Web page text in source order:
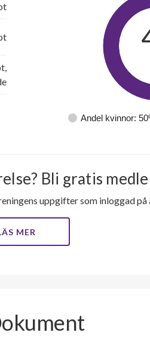
Andel kvinnor:
Bli gratis
uppgifter som inloggad på
MER